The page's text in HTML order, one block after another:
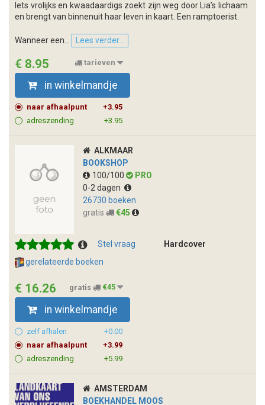
Iets vrolijks en kwaadaardigs zoekt zijn weg door Lia’s lichaam
en brengt van binnenuit haar leven in kaart. Een ramptoerist.
Wanneer een... Lees verder...
€ 8.95 tarieven
in winkelmandje
naar afhaalpunt
+3.95
adreszending
+3.95
ALKMAAR
BOOKSHOP
100/100
PRO
0-2 dagen
26730 boeken
gratis
€45
Stel vraag
Hardcover
gerelateerde boeken
€ 16.26 gratis €45
in winkelmandje
zelf afhalen
+0.00
naar afhaalpunt
+3.99
adreszending
+5.99
AMSTERDAM
BOEKHANDEL MOOS